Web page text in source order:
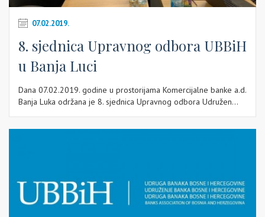
07.02.2019.
8. sjednica Upravnog odbora UBBiH
u Banja Luci
Dana 07.02.2019. godine u prostorijama Komercijalne banke a.d.
Banja Luka održana je 8. sjednica Upravnog odbora Udružen...